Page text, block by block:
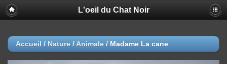
L'oeil du Chat Noir
Accueil / Nature / Animale / Madame La cane